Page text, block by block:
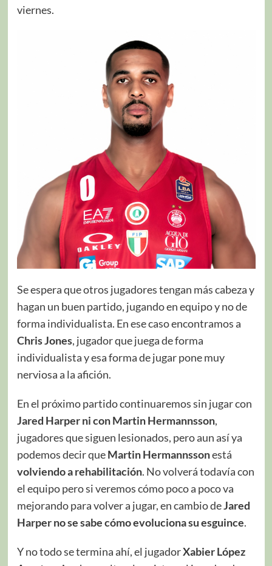
viernes.
Se espera que otros jugadores tengan más cabeza y
hagan un buen partido, jugando en equipo y no de
forma individualista. En ese caso encontramos a
Chris Jones, jugador que juega de forma
individualista y esa forma de jugar pone muy
nerviosa a la afición.
En el próximo partido continuaremos sin jugar con
Jared Harper ni con Martin Hermannsson,
jugadores que siguen lesionados, pero aun así ya
podemos decir queMartin Hermannssonestá
volviendo a rehabilitación. No volverá todavía con
el equipo pero si veremos cómo poco a poco va
mejorando para volver a jugar, en cambio deJared
Harper no se sabe cómo evoluciona su esguince.
Y no todo se termina ahí, el jugadorXabier López